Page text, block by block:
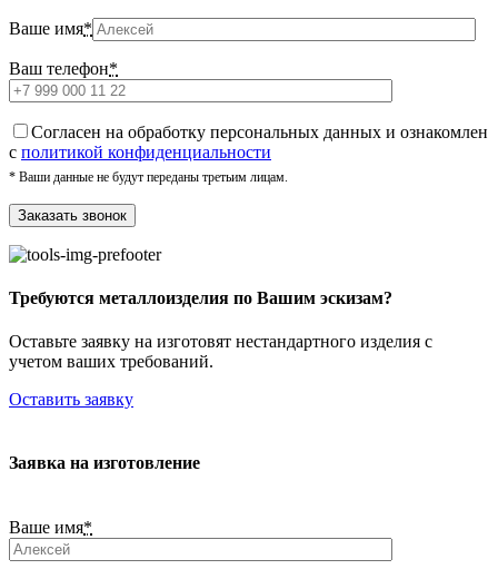
Ваше имя*
Ваш телефон*
Cогласен на обработку персональных данных и ознакомлен
с политикой конфиденциальности
* Ваши данные не будут переданы третьим лицам.
Требуются металлоизделия по Вашим эскизам?
Оставьте заявку на изготовят нестандартного изделия с
учетом ваших требований.
Оставить заявку
Заявка на изготовление
Ваше имя*